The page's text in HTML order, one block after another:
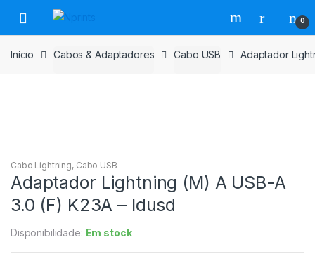
para
navegação
para
o
conteúdo
0
Início Cabos & Adaptadores Cabo USB Adaptador
Cabo Lightning, Cabo USB
Adaptador Lightning (M) A USB-A
3.0 (F) K23A – Idusd
Disponibilidade: Em stock